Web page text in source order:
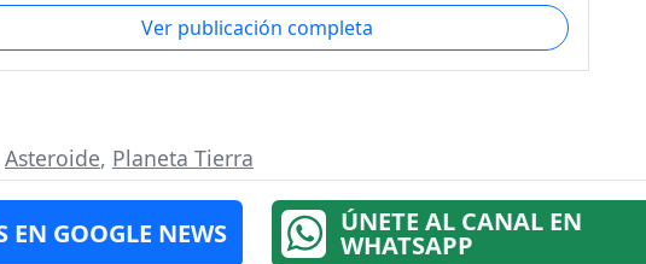
Ver publicación completa
Asteroide, Planeta Tierra
EN GOOGLE NEWS ÚNETE AL CANAL EN
WHATSAPP